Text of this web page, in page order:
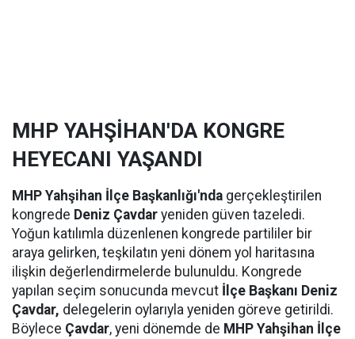
MHP YAHŞİHAN'DA KONGRE
HEYECANI YAŞANDI
MHP Yahşihan İlçe Başkanlığı'nda gerçekleştirilen
kongrede Deniz Çavdar yeniden güven tazeledi.
Yoğun katılımla düzenlenen kongrede partililer bir
araya gelirken, teşkilatın yeni dönem yol haritasına
ilişkin değerlendirmelerde bulunuldu. Kongrede
yapılan seçim sonucunda mevcut İlçe Başkanı Deniz
Çavdar, delegelerin oylarıyla yeniden göreve getirildi.
Böylece Çavdar, yeni dönemde de MHP Yahşihan İlçe